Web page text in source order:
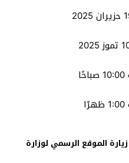
الموقع الرسمي لوزارة